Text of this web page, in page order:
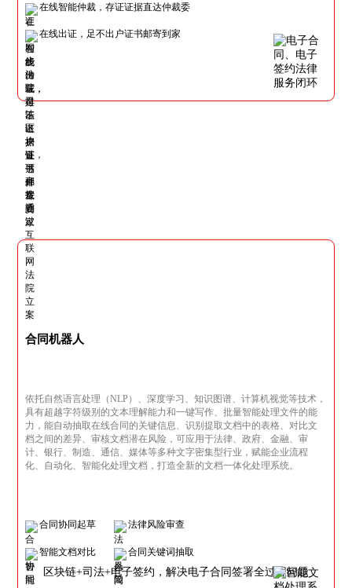
在线智能仲裁，存证证据直达仲裁委
在线出证，足不出户证书邮寄到家
合同机器人
依托自然语言处理（NLP）、深度学习、知识图谱、计算机视觉等技术，
具有超越字符级别的文本理解能力和一键写作、批量智能处理文件的能
力，能自动抽取在线合同的关键信息、识别提取文档中的表格、对比文
档之间的差异、审核文档潜在风险，可应用于法律、政府、金融、审
计、银行、制造、通信、媒体等多种文字密集型行业，赋能企业流程
化、自动化、智能化处理文档，打造全新的文档一体化处理系统。
合同协同起草 法律风险审查
智能文档对比 合同关键词抽取
区块链+司法+电子签约，解决电子合同签署全过程问题